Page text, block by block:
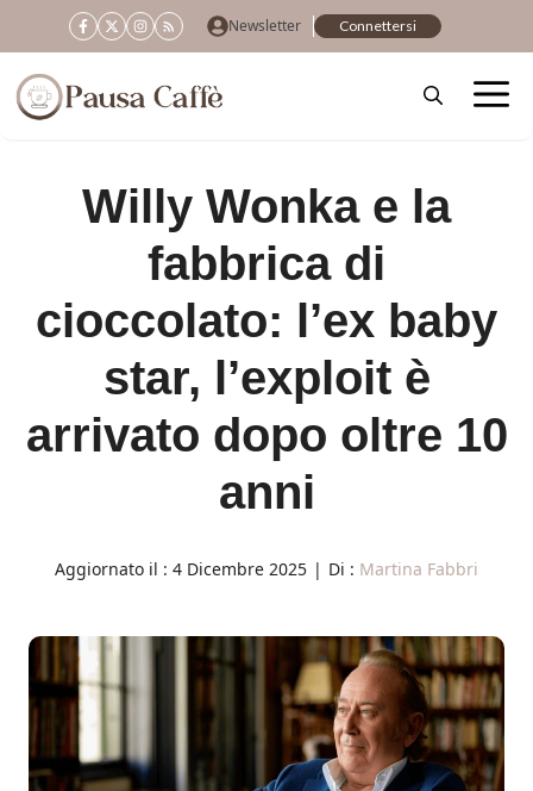
al
contenuto
Newsletter Connettersi
Willy Wonka e la
fabbrica di
cioccolato: l’ex baby
star, l’exploit è
arrivato dopo oltre 10
anni
Aggiornato il : 4 Dicembre 2025 | Di : Martina Fabbri